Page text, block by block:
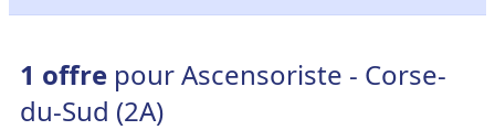
1 offre pour Ascensoriste - Corse-
du-Sud (2A)